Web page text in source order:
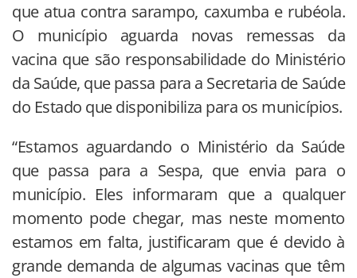
que atua contra sarampo, caxumba e rubéola.
O município aguarda novas remessas da
vacina que são responsabilidade do Ministério
da Saúde, que passa para a Secretaria de Saúde
do Estado que disponibiliza para os municípios.
“Estamos aguardando o Ministério da Saúde
que passa para a Sespa, que envia para o
município. Eles informaram que a qualquer
momento pode chegar, mas neste momento
estamos em falta, justificaram que é devido à
grande demanda de algumas vacinas que têm